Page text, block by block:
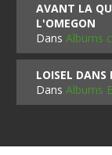
AVANT LA
L'OMEGON
DansAlbums
LOISEL DANS
DansAlbums